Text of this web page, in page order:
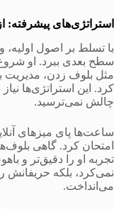
استراتژی‌های پیشرفته:
با تسلط بر اصول
سطح بعدی ببرد. او شروع
کرد. این استراتژی‌ها
چالش نمی‌ترسید.
ساعت‌ها پای میزهای
امتحان کرد. گاهی
تجربه او را دقیق‌تر و
نمی‌کرد، بلکه حریفانش
می‌انداخت.